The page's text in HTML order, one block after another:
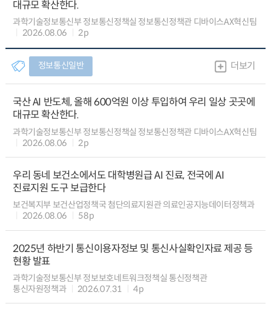
대규모 확산한다.
과학기술정보통신부 정보통신정책실 정보통신정책관 디바이스AX혁신팀
2026.08.06
2p
정보통신일반 더보기
국산 AI 반도체, 올해 600억원 이상 투입하여 우리 일상 곳곳에
대규모 확산한다.
과학기술정보통신부 정보통신정책실 정보통신정책관 디바이스AX혁신팀
2026.08.06
2p
우리 동네 보건소에서도 대학병원급 AI 진료, 전국에 AI
진료지원 도구 보급한다
보건복지부 보건산업정책국 첨단의료지원관 의료인공지능데이터정책과
2026.08.06
58p
2025년 하반기 통신이용자정보 및 통신사실확인자료 제공 등
현황 발표
과학기술정보통신부 정보보호네트워크정책실 통신정책관
통신자원정책과
2026.07.31 4p